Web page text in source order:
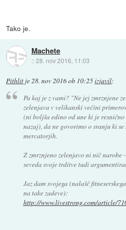
Tako je.
Machete
::28. nov 2016, 11:03
Pithlit je28. nov 2016 ob 10:25izjavil:
Pa kaj je z vami? "Ne jej zmrznjene
zelenjava v velikanski večini
(ni boljša edino od une ki je
nazaj), da ne govorimo o sranju ki
mercatorjih.
Z zmrznjeno zelenjavo ni nič narobe
seveda svoje trditve tudi
Jaz dam svojega (nalašč
na take zadeve):
http://www.livestrong.com/article/